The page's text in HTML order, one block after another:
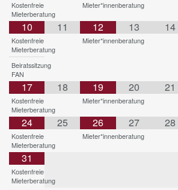
Kostenfreie
Mieterberatung
Mieter*innenberatung
10
Kostenfreie
Mieterberatung
Beiratssitzung
FAN
11 12
Mieter*innenberatung
13 14
17
Kostenfreie
Mieterberatung
18 19
Mieter*innenberatung
20 21
24
Kostenfreie
Mieterberatung
25 26
Mieter*innenberatung
27 28
31
Kostenfreie
Mieterberatung